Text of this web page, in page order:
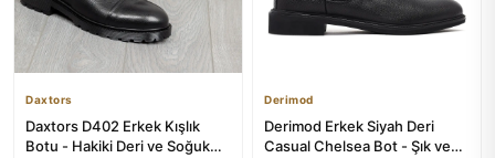
Daxtors
Daxtors D402 Erkek Kışlık
Botu - Hakiki Deri ve Soğuk
Derimod
Derimod Erkek Siyah Deri
Casual Chelsea Bot - Şık ve